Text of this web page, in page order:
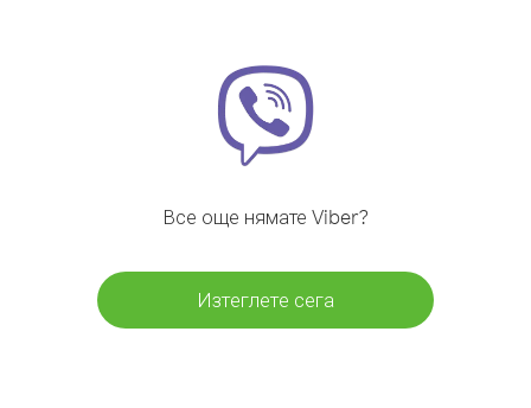
Все още нямате Viber?
Изтеглете сега